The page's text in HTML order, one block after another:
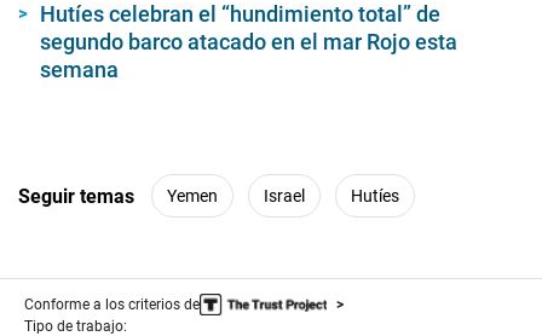
Hutíes celebran el “hundimiento total” de
segundo barco atacado en el mar Rojo esta
semana
Seguir temas Yemen Israel Hutíes
Conforme a los criterios de
Tipo de trabajo: